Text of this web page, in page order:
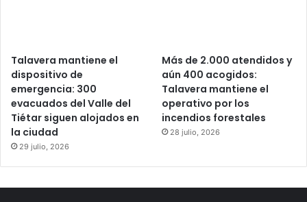
Talavera mantiene el
dispositivo de
emergencia: 300
evacuados del Valle del
Tiétar siguen alojados en
la ciudad
29 julio, 2026
Más de 2.000 atendidos y
aún 400 acogidos:
Talavera mantiene el
operativo por los
incendios forestales
28 julio, 2026